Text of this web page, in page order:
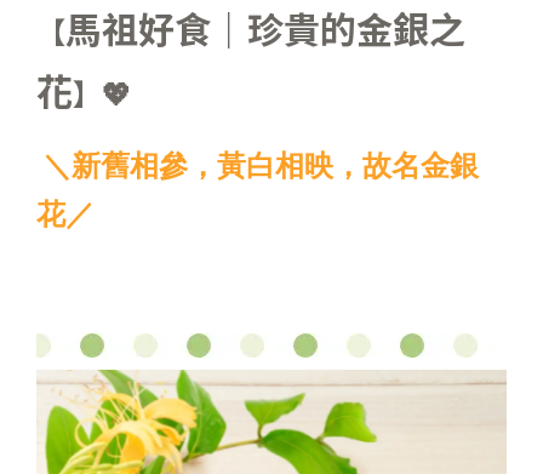
【馬祖好食｜珍貴的金銀之
花】💖
＼新舊相參，黃白相映，故名金銀
花／